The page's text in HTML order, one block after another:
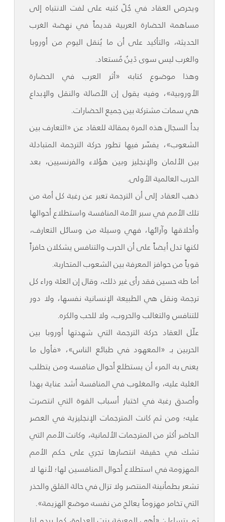
ويحرص العقاد في جُلّ كتبه على لفت الانتباه إلى
مساهمة الحضارة العربية قديماً في نهضة الغرب
الحديثة، والتأكيد على أن ما يُنقل اليوم من أوروبا
والغرب ليس سوى دَينٌ مُستعاد.
وهذا موضوع كتابه «أثر العرب في الحضارة
الأوروبية»، وفيه يقول إن الأصالة والنقل والإبداع
هي سمات مشتركة بين جميع الحضارات.
بدأ السجال هذه المرة بمقالة للعقاد عن «التعارف بين
الشعوب»، يفسّر فيها تطور حركة الترجمة المتبادلة
بين الألمان والإنجليز وبين هؤلاء والفرنسيين، بعد
الحرب العالمية الأولى.
ذهب العقاد إلى أن الترجمة تعبر عن رغبة كل أمة من
تلك الأمم في سبر الأمة المنافسة واستطلاع أحوالها
وأخلاقها وآرائها، فهي وسيلة من وسائل التعارف،
لكنها تدل أيضاً على أن الحرب والتنافس يشكلان حافزاً
قوياً من حوافز المعرفة بين الشعوب المتحاربة.
أما طه حسين فقد رأى غير ذلك، وقال إن العلة وراء كل
ترجمة ونقل هي الطبيعة الإنسانية نفسها، ولا دور
للتنافس والتغالب والحروب، ولا للحب والكره.
علّل العقاد حركة الترجمة التي شهدتها أوروبا بين
الحربين بـ «المعهود في طبائع الناس»، «فأول ما
يعنى به المرء أن يستطلع أحوال منافسه ومن يتطلب
الغلبة عليه، والمغلوب في المنافسة أشد عناية بهذا
وأصدق رغبة في اختبار أسباب القوة التي انتصرت
عليه؛ ومن ثم كانت المترجمات الإنجليزية في العصر
الحاضر أكثر من المترجمات الألمانية، وكانت الأمم التي
تشك في حقيقة انتصارها تجري على حكم الأمم
المهزومة في استطلاع أحوال المنافسين لها؛ لأنها لا
تشعر بطمأنينة المنتصر ولا تزال في حالة القلق والحذر
التي تخامر مهزوماً يعالج من نفسه موضع الهزيمة».